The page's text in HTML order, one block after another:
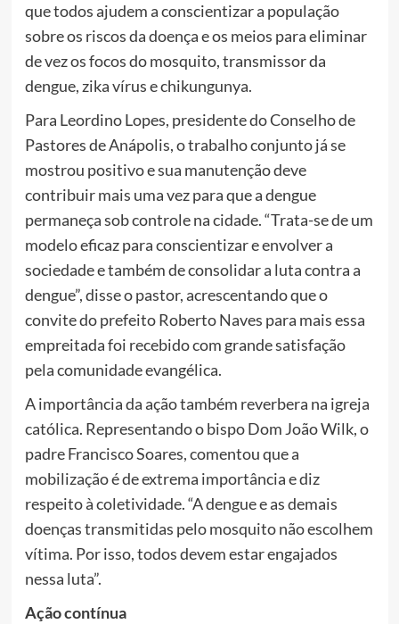
que todos ajudem a conscientizar a população
sobre os riscos da doença e os meios para eliminar
de vez os focos do mosquito, transmissor da
dengue, zika vírus e chikungunya.
Para Leordino Lopes, presidente do Conselho de
Pastores de Anápolis, o trabalho conjunto já se
mostrou positivo e sua manutenção deve
contribuir mais uma vez para que a dengue
permaneça sob controle na cidade. “Trata-se de um
modelo eficaz para conscientizar e envolver a
sociedade e também de consolidar a luta contra a
dengue”, disse o pastor, acrescentando que o
convite do prefeito Roberto Naves para mais essa
empreitada foi recebido com grande satisfação
pela comunidade evangélica.
A importância da ação também reverbera na igreja
católica. Representando o bispo Dom João Wilk, o
padre Francisco Soares, comentou que a
mobilização é de extrema importância e diz
respeito à coletividade. “A dengue e as demais
doenças transmitidas pelo mosquito não escolhem
vítima. Por isso, todos devem estar engajados
nessa luta”.
Ação contínua